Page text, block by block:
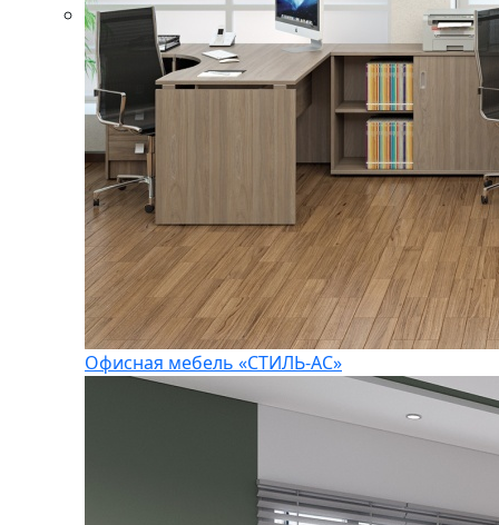
Офисная мебель «СТИЛЬ-АС»